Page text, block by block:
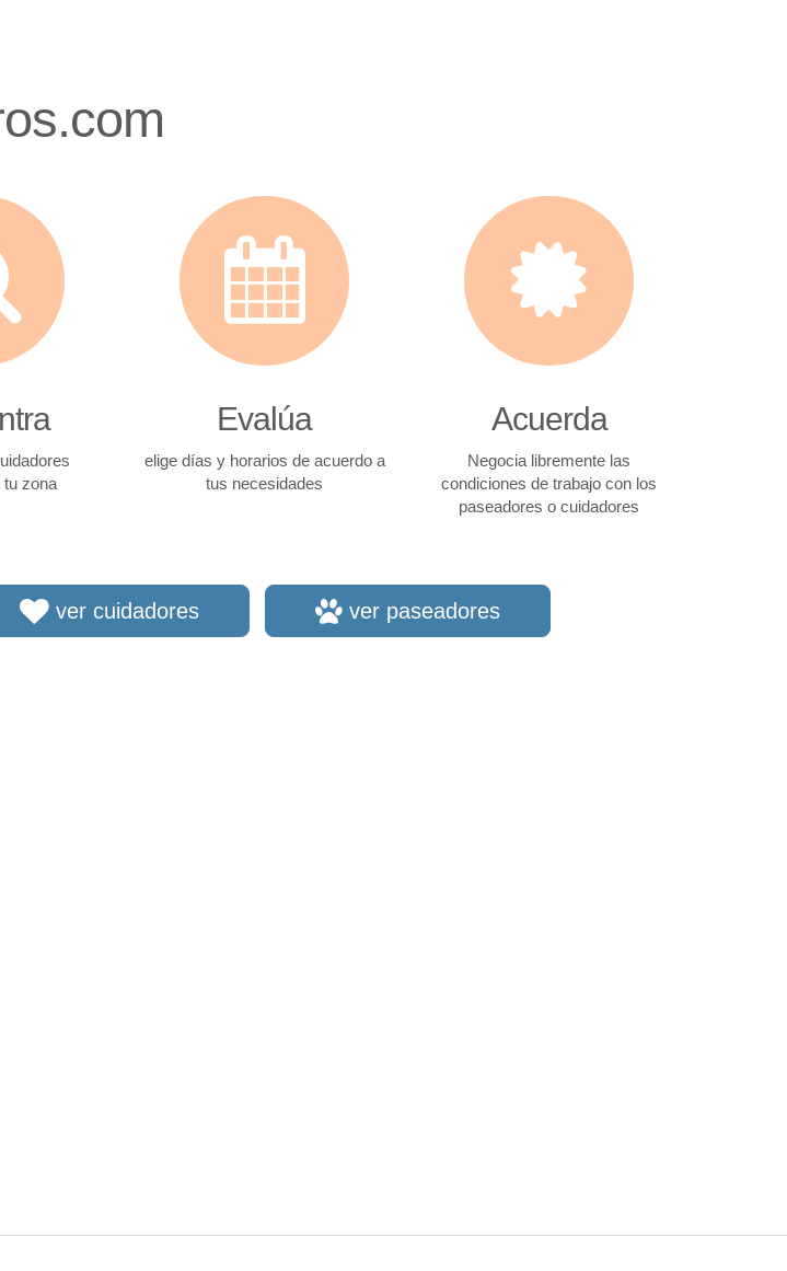
tu zona
Evalúa
elige días y horarios de acuerdo a
tus necesidades
Acuerda
Negocia libremente las
condiciones de trabajo con los
paseadores o cuidadores
ver cuidadores ver paseadores